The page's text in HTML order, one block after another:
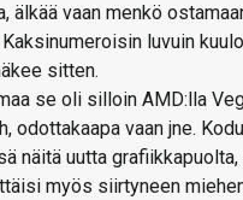
älkää vaan menkö
luvuin
sitten.
se oli silloin AMD:lla
odottakaapa vaan jne.
näitä uutta grafiikkapuolta,
myös siirtyneen